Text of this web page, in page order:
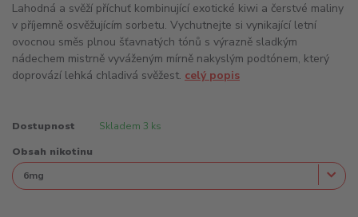
Lahodná a svěží příchuť kombinující exotické kiwi a čerstvé maliny
v příjemně osvěžujícím sorbetu. Vychutnejte si vynikající letní
ovocnou směs plnou šťavnatých tónů s výrazně sladkým
nádechem mistrně vyváženým mírně nakyslým podtónem, který
doprovází lehká chladivá svěžest. celý popis
Dostupnost Skladem 3 ks
Obsah nikotinu